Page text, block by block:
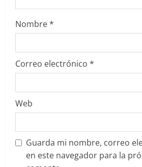
Nombre*
Correo electrónico *
Web
Guarda mi nombre, correo
en este navegador para la